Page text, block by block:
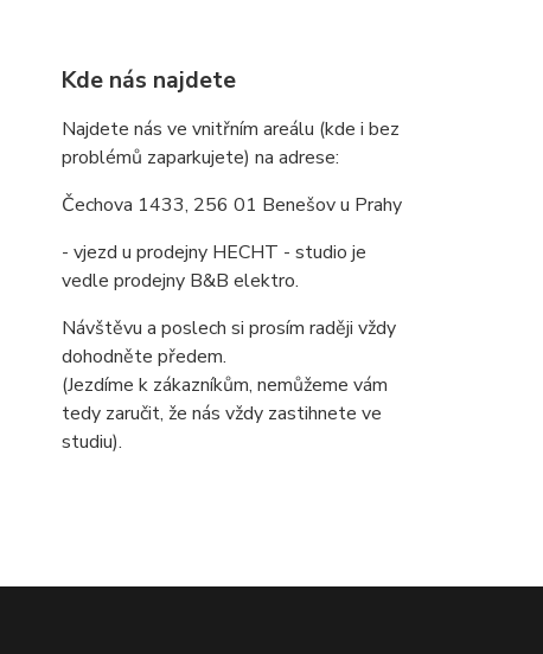
Kde nás najdete
Najdete nás ve vnitřním areálu (kde i bez
problémů zaparkujete) na adrese:
Čechova 1433, 256 01 Benešov u Prahy
- vjezd u prodejny HECHT - studio je
vedle prodejny B&B elektro.
Návštěvu a poslech si prosím raději vždy
dohodněte předem.
(Jezdíme k zákazníkům, nemůžeme vám
tedy zaručit, že nás vždy zastihnete ve
studiu).